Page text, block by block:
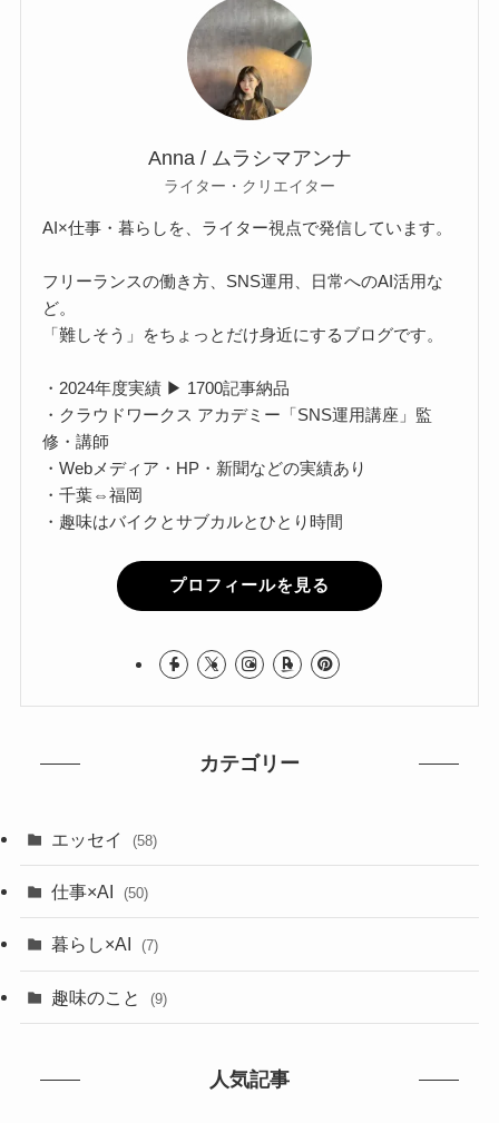
Anna / ムラシマアンナ
ライター・クリエイター
AI×仕事・暮らしを、ライター視点で発信しています。
フリーランスの働き方、SNS運用、日常へのAI活用な
ど。
「難しそう」をちょっとだけ身近にするブログです。
・2024年度実績 ▶ 1700記事納品
・クラウドワークス アカデミー「SNS運用講座」監
修・講師
・Webメディア・HP・新聞などの実績あり
・千葉⇔福岡
・趣味はバイクとサブカルとひとり時間
プロフィールを見る
カテゴリー
エッセイ (58)
仕事×AI (50)
暮らし×AI (7)
趣味のこと (9)
人気記事